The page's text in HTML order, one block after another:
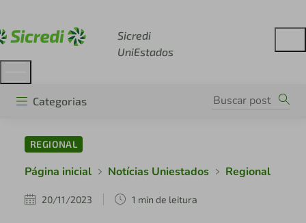
Sicredi
UniEstados
Categorias
REGIONAL
Página inicial Notícias Uniestados Regional
20/11/2023 1 min de leitura